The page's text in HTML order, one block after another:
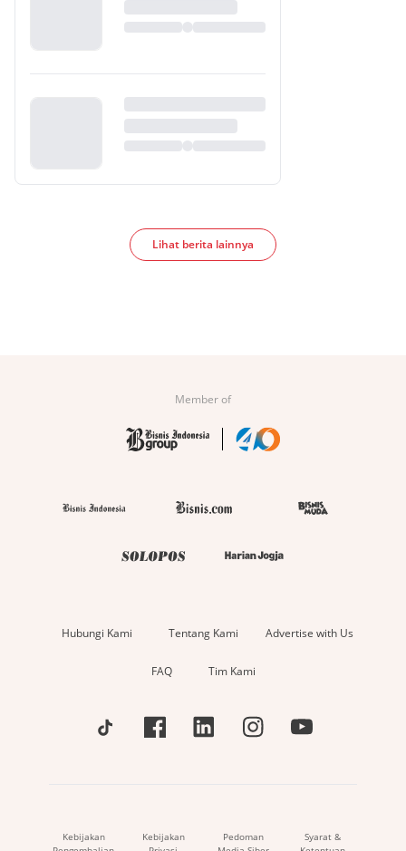
Lihat berita lainnya
Member of
Hubungi Kami Tentang Kami Advertise with Us
FAQ Tim Kami
Kebijakan
Kebijakan
Pedoman
Syarat &